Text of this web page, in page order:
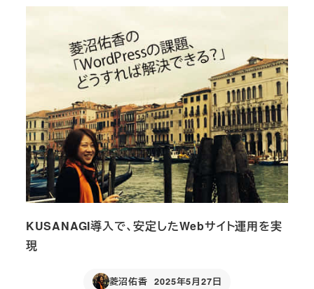
KUSANAGI導入で、安定したWebサイト運用を実
現
菱沼佑香 2025年5月27日